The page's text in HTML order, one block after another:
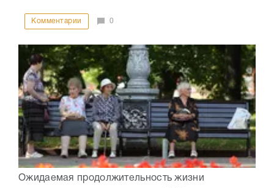
Комментарии 0
Ожидаемая продолжительность жизни